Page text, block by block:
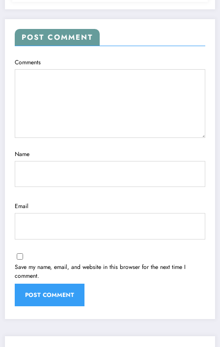
POST COMMENT
Comments
Name
Email
Save my name, email, and website in this browser for the next time I
comment.